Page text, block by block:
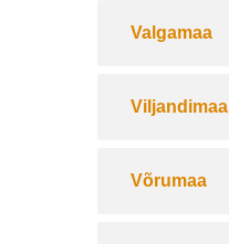
Valgamaa
Viljandimaa
Võrumaa